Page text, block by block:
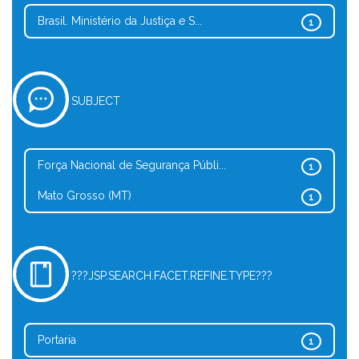
1
Brasil. Ministério da Justiça e S...
SUBJECT
1
Força Nacional de Segurança Públi...
1
Mato Grosso (MT)
???JSP.SEARCH.FACET.REFINE.TYPE???
1
Portaria